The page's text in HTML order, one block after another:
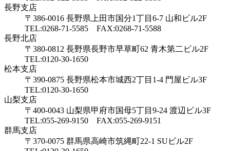
長野支店
〒386-0016 長野県上田市国分1丁目6-7 山和ビル2F
TEL:0268-71-5585 FAX:0268-71-5588
長野北店
〒380-0812 長野県長野市早草町62 青木第二ビル2F
TEL:0120-30-1650
松本支店
〒390-0875 長野県松本市城西2丁目1-4 門屋ビル3F
TEL:0120-30-1650
山梨支店
〒400-0043 山梨県甲府市国母5丁目9-24 渡辺ビル3F
TEL:055-269-9150 FAX:055-269-9151
群馬支店
〒370-0075 群馬県高崎市筑縄町22-1 SUビル2F